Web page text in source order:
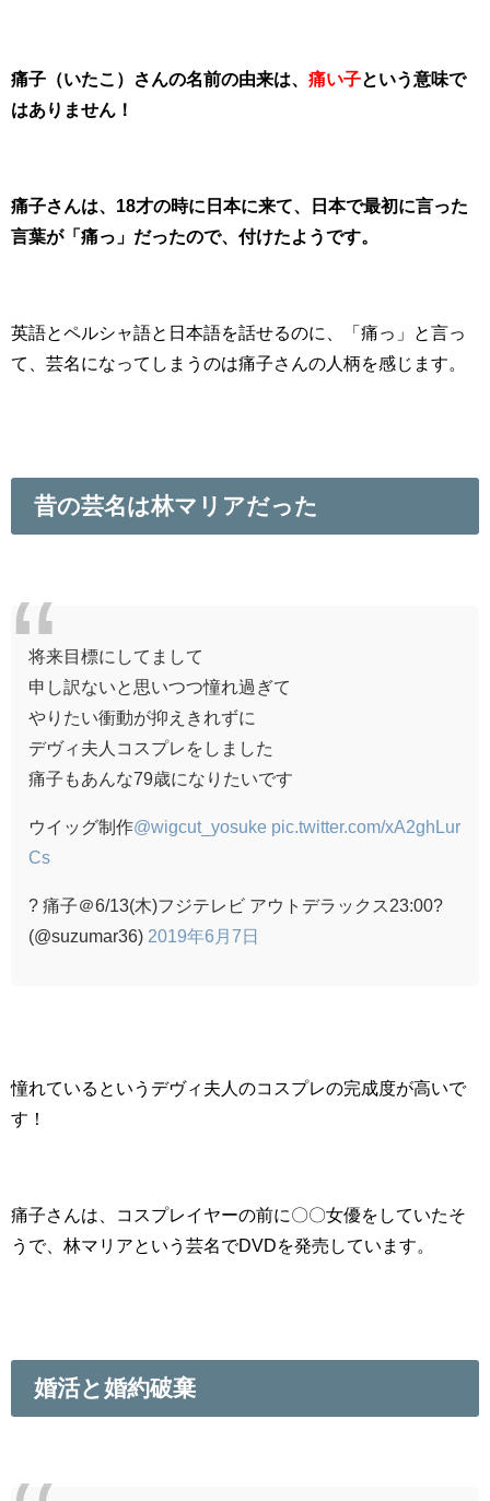
痛子（いたこ）さんの名前の由来は、 痛い子という意味で
はありません！
痛子さんは、18才の時に日本に来て、日本で最初に言った
言葉が「痛っ」だったので、付けたようです。
英語とペルシャ語と日本語を話せるのに、「痛っ」と言っ
て、芸名になってしまうのは痛子さんの人柄を感じます。
昔の芸名は林マリアだった
将来目標にしてまして
申し訳ないと思いつつ憧れ過ぎて
やりたい衝動が抑えきれずに
デヴィ夫人コスプレをしました
痛子もあんな79歳になりたいです
ウイッグ制作@wigcut_yosuke pic.twitter.com/xA2ghLur
Cs
? 痛子＠6/13(木)フジテレビ アウトデラックス23:00?
(@suzumar36) 2019年6月7日
憧れているというデヴィ夫人のコスプレの完成度が高いで
す！
痛子さんは、コスプレイヤーの前に〇〇女優をしていたそ
うで、林マリアという芸名でDVDを発売しています。
婚活と婚約破棄